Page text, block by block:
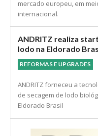
Com o acordo, o setor
ambiente institucional
mercado europeu, em
internacional.
ANDRITZ realiza
REFORMAS E UPGRADES
ANDRITZ forneceu a
de secagem de lodo
Eldorado Brasil